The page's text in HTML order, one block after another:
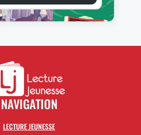
NAVIGATION
LECTURE JEUNESSE